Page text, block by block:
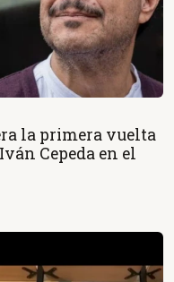
la primera vuelta
Cepeda en el